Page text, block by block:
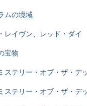
ムの境域
レイヴン、レッド・ダイ
宝物
ステリー・オブ・ザ・デ
ステリー・オブ・ザ・デ